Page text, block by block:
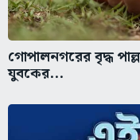
গোপালনগরের বৃদ্ধ
যুবকের...